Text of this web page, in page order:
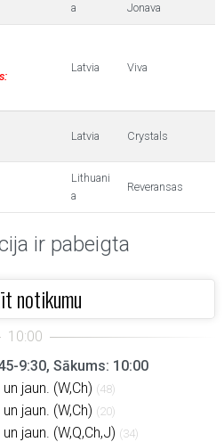
a
Jonava
Latvia Viva
Latvia Crystals
Lithuani
a
Reveransas
ir pabeigta
notikumu
9:30, Sākums: 10:00
jaun. (W,Ch) (48)
jaun. (W,Ch) (20)
jaun. (W,Q,Ch,J) (34)